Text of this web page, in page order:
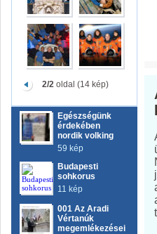
2/2oldal (14 kép)
Egészségünk
érdekében
nordik volking
59 kép
Budapesti
sohkorus
11 kép
001 Az Aradi
Vértanúk
megemlékezései